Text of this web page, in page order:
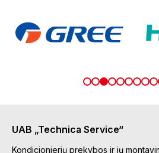
UAB „Technica Service“
Kondicionierių prekybos ir jų